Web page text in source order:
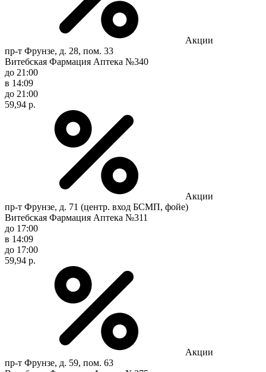
Акции
пр-т Фрунзе, д. 28, пом. 33
Витебская Фармация Аптека №340
до 21:00
в 14:09
до 21:00
59,94 р.
Акции
пр-т Фрунзе, д. 71 (центр. вход БСМП, фойе)
Витебская Фармация Аптека №311
до 17:00
в 14:09
до 17:00
59,94 р.
Акции
пр-т Фрунзе, д. 59, пом. 63